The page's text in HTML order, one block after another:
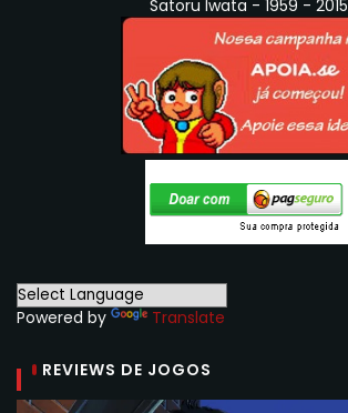
Satoru Iwata - 1959 - 2015
Powered by Translate
REVIEWS DE JOGOS